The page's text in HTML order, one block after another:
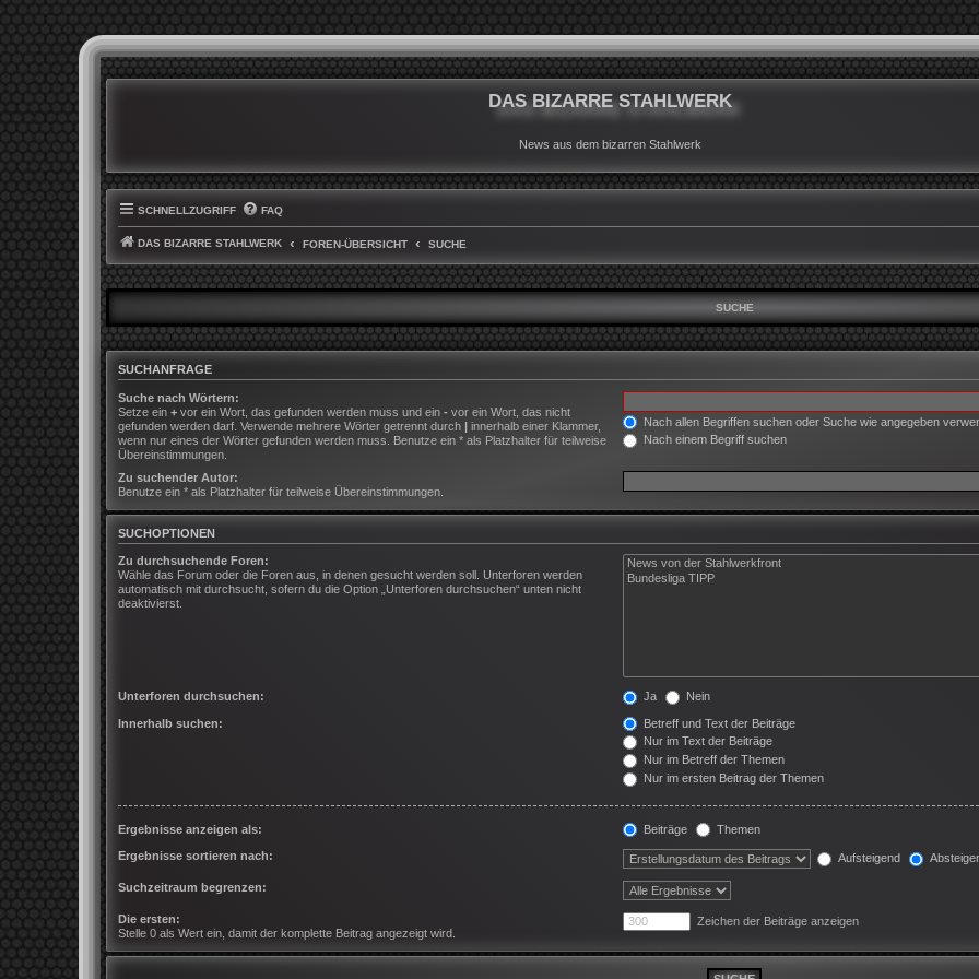
DAS BIZARRE STAHLWERK
News aus dem bizarren Stahlwerk
SCHNELLZUGRIFF FAQ
DAS BIZARRE STAHLWERK FOREN-ÜBERSICHT SUCHE
SUCHE
SUCHANFRAGE
Suche nach Wörtern:
Setze ein + vor ein Wort, das gefunden werden muss und ein - vor ein Wort, das nicht
gefunden werden darf. Verwende mehrere Wörter getrennt durch | innerhalb einer Klammer,
wenn nur eines der Wörter gefunden werden muss. Benutze ein * als Platzhalter für teilweise
Übereinstimmungen.
Nach allen Begriffen suchen oder Suche wie angegeben
Nach einem Begriff suchen
Zu suchender Autor:
Benutze ein * als Platzhalter für teilweise Übereinstimmungen.
SUCHOPTIONEN
Zu durchsuchende Foren:
Wähle das Forum oder die Foren aus, in denen gesucht werden soll. Unterforen werden
automatisch mit durchsucht, sofern du die Option „Unterforen durchsuchen“ unten nicht
deaktivierst.
Unterforen durchsuchen: Ja Nein
Innerhalb suchen:
Betreff und Text der Beiträge
Nur im Text der Beiträge
Nur im Betreff der Themen
Nur im ersten Beitrag der Themen
Ergebnisse anzeigen als: Beiträge Themen
Ergebnisse sortieren nach: Aufsteigend
Suchzeitraum begrenzen:
Die ersten:
Stelle 0 als Wert ein, damit der komplette Beitrag angezeigt wird.
Zeichen der Beiträge anzeigen